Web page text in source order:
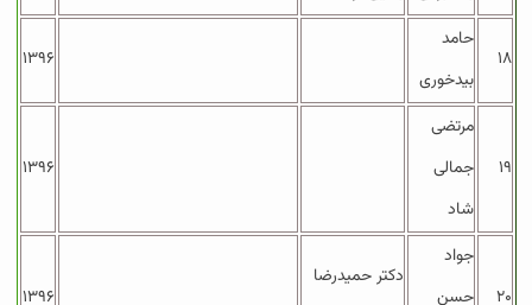
۱۸
حامد
بیدخوری
۱۳۹۶
۱۹
مرتضی
جمالی
شاد
۱۳۹۶
۲۰
جواد
حسن
دکتر حمیدرضا
۱۳۹۶